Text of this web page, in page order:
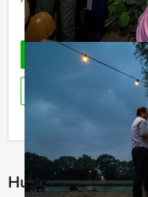
Ik heb
Hulp nodig bij het